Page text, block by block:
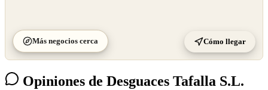
Más negocios cerca Cómo llegar
Opiniones de Desguaces Tafalla S.L.